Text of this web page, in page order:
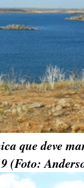
que deve
(Foto: